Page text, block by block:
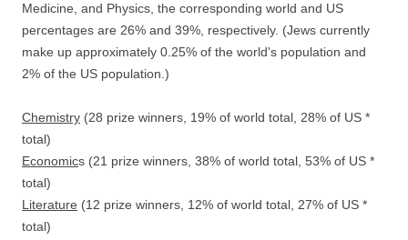
Medicine, and Physics, the corresponding world and US
percentages are 26% and 39%, respectively. (Jews currently
make up approximately 0.25% of the world's population and
2% of the US population.)
*
Chemistry (28 prize winners, 19% of world total, 28% of US
total)
*
Economics (21 prize winners, 38% of world total, 53% of US
total)
*
Literature (12 prize winners, 12% of world total, 27% of US
total)